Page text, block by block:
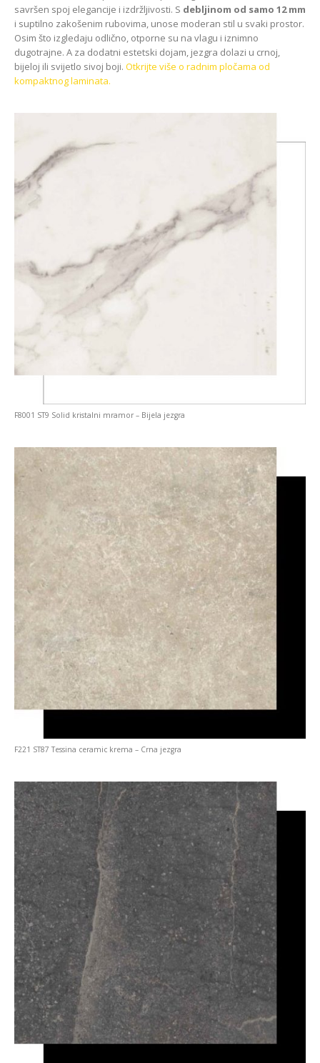
savršen spoj elegancije i izdržljivosti. S debljinom od samo 12 mm
i suptilno zakošenim rubovima, unose moderan stil u svaki prostor.
Osim što izgledaju odlično, otporne su na vlagu i iznimno
dugotrajne. A za dodatni estetski dojam, jezgra dolazi u crnoj,
bijeloj ili svijetlo sivoj boji. Otkrijte više o radnim pločama od
kompaktnog laminata.
F8001 ST9 Solid kristalni mramor – Bijela jezgra
F221 ST87 Tessina ceramic krema – Crna jezgra